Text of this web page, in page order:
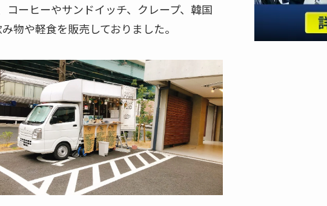
ーヒーやサンドイッチ、クレープ、韓国
物や軽食を販売しておりました。